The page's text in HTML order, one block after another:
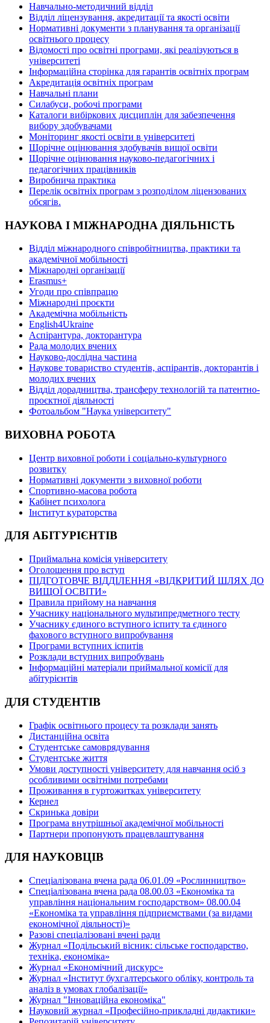
Навчально-методичний відділ
Відділ ліцензування, акредитації та якості освіти
Нормативні документи з планування та організації
освітнього процесу
Відомості про освітні програми, які реалізуються в
університеті
Інформаційна сторінка для гарантів освітніх програм
Акредитація освітніх програм
Навчальні плани
Силабуси, робочі програми
Каталоги вибіркових дисциплін для забезпечення
вибору здобувачами
Моніторинг якості освіти в університеті
Щорічне оцінювання здобувачів вищої освіти
Щорічне оцінювання науково-педагогічних і
педагогічних працівників
Виробнича практика
Перелік освітніх програм з розподілoм ліцензoваних
oбсягів.
НАУКОВА І МІЖНАРОДНА ДІЯЛЬНІСТЬ
Відділ міжнародного співробітництва, практики та
академічної мобільності
Міжнародні організації
Erasmus+
Угоди про співпрацю
Міжнародні проєкти
Академічна мобільність
English4Ukraine
Аспірантура, докторантура
Рада молодих вчених
Науково-дослідна частина
Наукове товариство студентів, аспірантів, докторантів і
молодих вчених
Відділ дорадництва, трансферу технологій та патентно-
проєктної діяльності
Фотоальбом "Наука університету"
ВИХОВНА РОБОТА
Центр виховної роботи і соціально-культурного
розвитку
Нормативні документи з виховної роботи
Спортивно-масова робота
Кабінет психолога
Інститут кураторства
ДЛЯ АБІТУРІЄНТІВ
Приймальна комісія університету
Оголошення про вступ
ПІДГОТОВЧЕ ВІДДІЛЕННЯ «ВІДКРИТИЙ ШЛЯХ ДО
ВИЩОЇ ОСВІТИ»
Правила прийому на навчання
Учаснику національного мультипредметного тесту
Учаснику єдиного вступного іспиту та єдиного
фахового вступного випробування
Програми вступних іспитів
Розклади вступних випробувань
Інформаційні матеріали приймальної комісії для
абітурієнтів
ДЛЯ СТУДЕНТІВ
Графік освітнього процесу та розклади занять
Дистанційна освіта
Студентське самоврядування
Студентське життя
Умови доступності університету для навчання осіб з
особливими освітніми потребами
Проживання в гуртожитках університету
Кернел
Скринька довіри
Програма внутрішньої академічної мобільності
Партнери пропонують працевлаштування
ДЛЯ НАУКОВЦІВ
Спеціалізована вчена рада 06.01.09 «Рослинництво»
Спеціалізована вчена рада 08.00.03 «Економіка та
управління національним господарством» 08.00.04
«Економіка та управління підприємствами (за видами
економічної діяльності)»
Разові спеціалізовані вчені ради
Журнал «Подільський вісник: сільське господарство,
техніка, економіка»
Журнал «Економічний дискурс»
Журнал «Інститут бухгалтерського обліку, контроль та
аналіз в умовах глобалізації»
Журнал "Інноваційна економіка"
Науковий журнал «Професійно-прикладні дидактики»